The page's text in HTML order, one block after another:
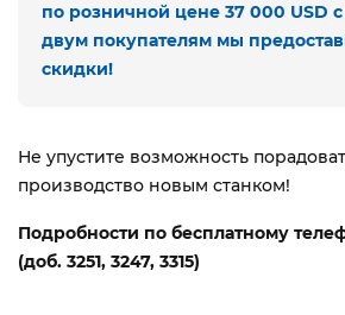
по розничной цене 37 000 USD
двум покупателям мы
скидки!
Не упустите возможность
производство новым станком!
Подробности по бесплатному
(доб. 3251, 3247, 3315)